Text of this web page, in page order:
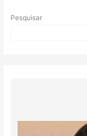
Pesquisar